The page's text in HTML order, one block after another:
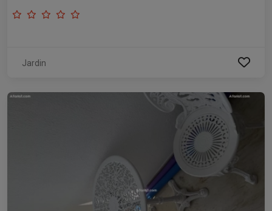
Jardin